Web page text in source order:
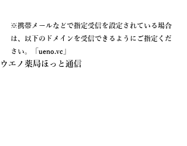
※携帯メールなどで指定受信を設定されている場合
は、以下のドメインを受信できるようにご指定くだ
さい。「 ueno.vc
ウエノ薬局ほっと通信